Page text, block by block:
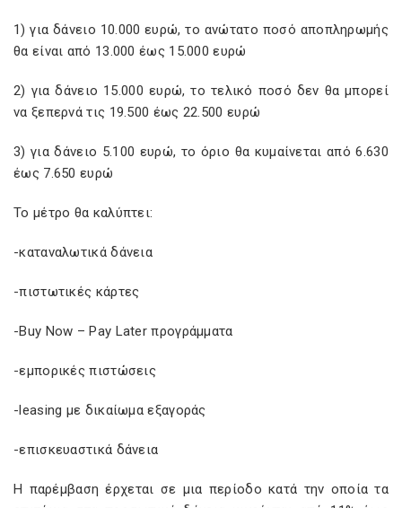
1) για δάνειο 10.000 ευρώ, το ανώτατο ποσό αποπληρωμής
θα είναι από 13.000 έως 15.000 ευρώ
2) για δάνειο 15.000 ευρώ, το τελικό ποσό δεν θα μπορεί
να ξεπερνά τις 19.500 έως 22.500 ευρώ
3) για δάνειο 5.100 ευρώ, το όριο θα κυμαίνεται από 6.630
έως 7.650 ευρώ
Το μέτρο θα καλύπτει:
-καταναλωτικά δάνεια
-πιστωτικές κάρτες
-Buy Now – Pay Later προγράμματα
-εμπορικές πιστώσεις
-leasing με δικαίωμα εξαγοράς
-επισκευαστικά δάνεια
Η παρέμβαση έρχεται σε μια περίοδο κατά την οποία τα